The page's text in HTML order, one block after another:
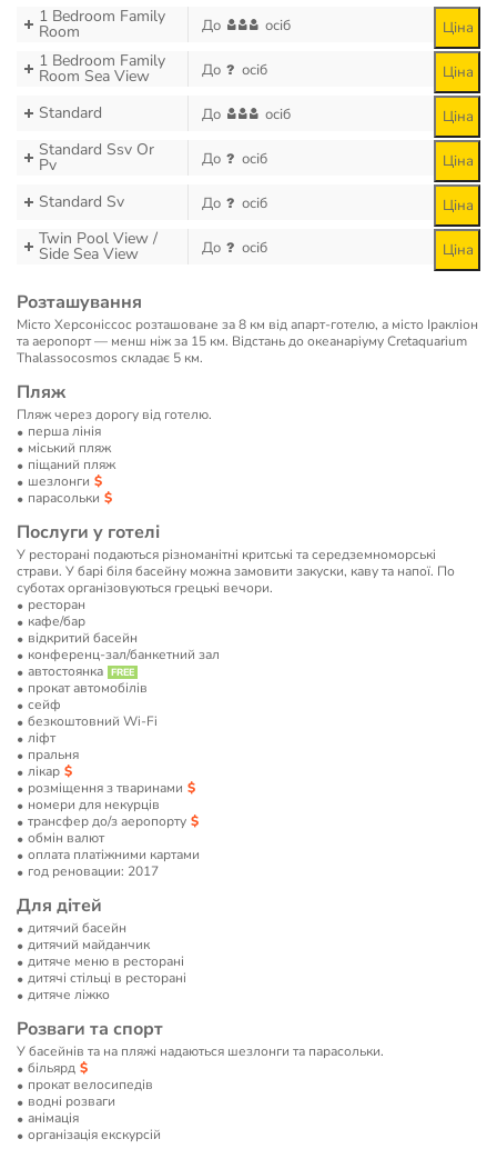
1 Bedroom Family
Room До осіб Ціна
1 Bedroom Family
Room Sea View До осіб Ціна
Standard До осіб Ціна
Standard Ssv Or
Pv До осіб Ціна
Standard Sv До осіб Ціна
Twin Pool View /
Side Sea View До осіб Ціна
Розташування
Місто Херсоніссос розташоване за 8 км від апарт-готелю, а місто Іракліон
та аеропорт — менш ніж за 15 км. Відстань до океанаріуму Cretaquarium
Thalassocosmos складає 5 км.
Пляж
Пляж через дорогу від готелю.
перша лінія
мiський пляж
піщаний пляж
шезлонги
парасольки
Послуги у готелі
У ресторані подаються різноманітні критські та середземноморські
страви. У барі біля басейну можна замовити закуски, каву та напої. По
суботах організовуються грецькі вечори.
ресторан
кафе/бар
відкритий басейн
конференц-зал/банкетний зал
автостоянка
прокат автомобілів
сейф
безкоштовний Wi-Fi
ліфт
пральня
лікар
розміщення з тваринами
номери для некурців
трансфер до/з аеропорту
обмін валют
оплата платіжними картами
год реновации: 2017
Для дітей
дитячий басейн
дитячий майданчик
дитяче меню в ресторані
дитячі стільці в ресторані
дитяче ліжко
Розваги та спорт
У басейнів та на пляжі надаються шезлонги та парасольки.
більярд
прокат велосипедів
водні розваги
анімація
організація екскурсій